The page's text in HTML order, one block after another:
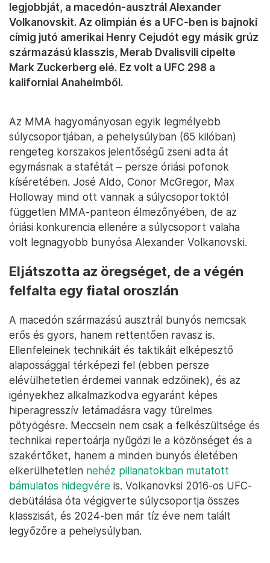
legjobbját, a macedón-ausztrál Alexander
Volkanovskit. Az olimpián és a UFC-ben is bajnoki
címig jutó amerikai Henry Cejudót egy másik grúz
származású klasszis, Merab Dvalisvili cipelte
Mark Zuckerberg elé. Ez volt a UFC 298 a
kaliforniai Anaheimből.
Az MMA hagyományosan egyik legmélyebb
súlycsoportjában, a pehelysúlyban (65 kilóban)
rengeteg korszakos jelentőségű zseni adta át
egymásnak a stafétát – persze óriási pofonok
kíséretében. José Aldo, Conor McGregor, Max
Holloway mind ott vannak a súlycsoportoktól
független MMA-panteon élmezőnyében, de az
óriási konkurencia ellenére a súlycsoport valaha
volt legnagyobb bunyósa Alexander Volkanovski.
Eljátszotta az öregséget, de a végén
felfalta egy fiatal oroszlán
A macedón származású ausztrál bunyós nemcsak
erős és gyors, hanem rettentően ravasz is.
Ellenfeleinek technikáit és taktikáit elképesztő
alapossággal térképezi fel (ebben persze
elévülhetetlen érdemei vannak edzőinek), és az
igényekhez alkalmazkodva egyaránt képes
hiperagresszív letámadásra vagy türelmes
pötyögésre. Meccsein nem csak a felkészültsége és
technikai repertoárja nyűgözi le a közönséget és a
szakértőket, hanem a minden bunyós életében
elkerülhetetlen nehéz pillanatokban mutatott
bámulatos hidegvére is. Volkanovksi 2016-os UFC-
debütálása óta végigverte súlycsoportja összes
klasszisát, és 2024-ben már tíz éve nem talált
legyőzőre a pehelysúlyban.